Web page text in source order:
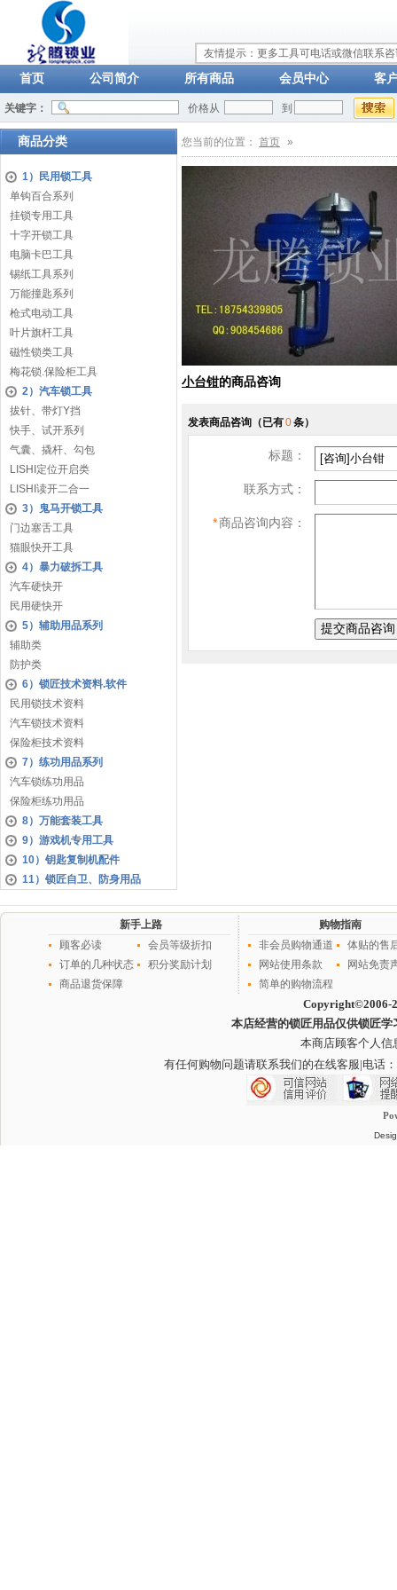
友情提示：更多工具可电话或微信联系
首页 公司简介 所有商品 会员中心 客
关键字： 价格从 到
商品分类
1）民用锁工具
单钩百合系列
挂锁专用工具
十字开锁工具
电脑卡巴工具
锡纸工具系列
万能撞匙系列
枪式电动工具
叶片旗杆工具
磁性锁类工具
梅花锁.保险柜工具
2）汽车锁工具
拔针、带灯Y挡
快手、试开系列
气囊、撬杆、勾包
LISHI定位开启类
LISHI读开二合一
3）鬼马开锁工具
门边塞舌工具
猫眼快开工具
4）暴力破拆工具
汽车硬快开
民用硬快开
5）辅助用品系列
辅助类
防护类
6）锁匠技术资料.软件
民用锁技术资料
汽车锁技术资料
保险柜技术资料
7）练功用品系列
汽车锁练功用品
保险柜练功用品
8）万能套装工具
9）游戏机专用工具
10）钥匙复制机配件
11）锁匠自卫、防身用品
您当前的位置： 首页 »
小台钳的商品咨询
发表商品咨询 （已有0条）
标题：
联系方式：
*商品咨询内容：
新手上路
顾客必读
会员等级折扣
订单的几种状态
积分奖励计划
商品退货保障
购物指南
非会员购物通道
体贴的售
网站使用条款
网站免责
简单的购物流程
Copyright©2006-
本店经营的锁匠用品仅供锁匠
本商店顾客个人信
有任何购物问题请联系我们的在线客服|电话：